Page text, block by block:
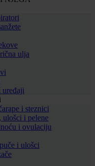
ulja
uređaji
i steznici
ulošci i pelene
i ovulaciju
i ulošci